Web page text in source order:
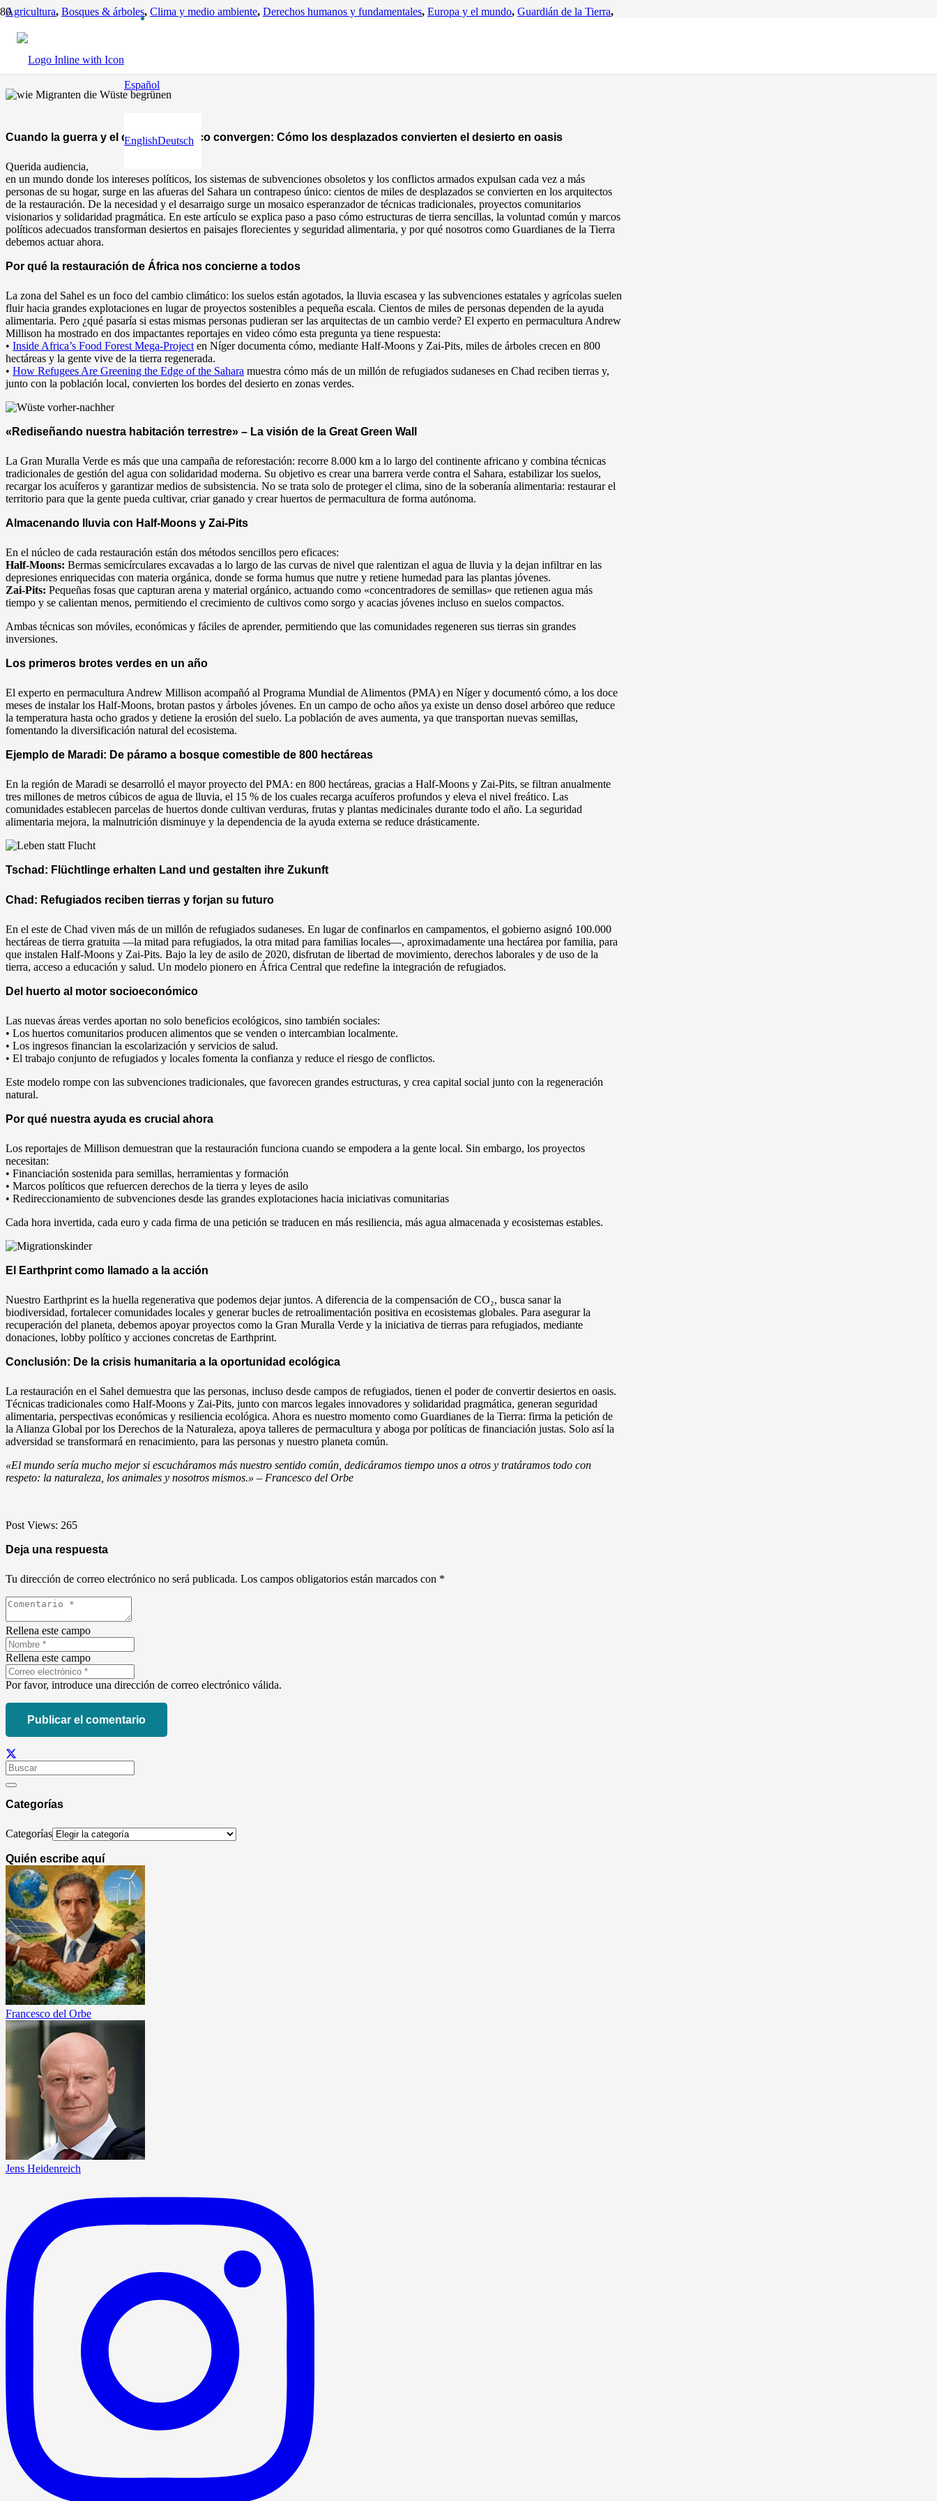
Español
EnglishDeutsch
Agricultura, Bosques & árboles, Clima y medio ambiente, Derechos humanos y fundamentales, Europa y el mundo, Guardián de la Tierra,
Cuando la guerra y el cambio climático convergen
hace 10 meses
Cuando la guerra y el cambio climático convergen: Cómo los desplazados convierten el desierto en oasis
Querida audiencia,
en un mundo donde los intereses políticos, los sistemas de subvenciones obsoletos y los conflictos armados expulsan cada vez a más
personas de su hogar, surge en las afueras del Sahara un contrapeso único: cientos de miles de desplazados se convierten en los arquitectos
de la restauración. De la necesidad y el desarraigo surge un mosaico esperanzador de técnicas tradicionales, proyectos comunitarios
visionarios y solidaridad pragmática. En este artículo se explica paso a paso cómo estructuras de tierra sencillas, la voluntad común y marcos
políticos adecuados transforman desiertos en paisajes florecientes y seguridad alimentaria, y por qué nosotros como Guardianes de la Tierra
debemos actuar ahora.
Por qué la restauración de África nos concierne a todos
La zona del Sahel es un foco del cambio climático: los suelos están agotados, la lluvia escasea y las subvenciones estatales y agrícolas suelen
fluir hacia grandes explotaciones en lugar de proyectos sostenibles a pequeña escala. Cientos de miles de personas dependen de la ayuda
alimentaria. Pero ¿qué pasaría si estas mismas personas pudieran ser las arquitectas de un cambio verde? El experto en permacultura Andrew
Millison ha mostrado en dos impactantes reportajes en video cómo esta pregunta ya tiene respuesta:
• Inside Africa’s Food Forest Mega-Project en Níger documenta cómo, mediante Half-Moons y Zai-Pits, miles de árboles crecen en 800
hectáreas y la gente vive de la tierra regenerada.
• How Refugees Are Greening the Edge of the Sahara muestra cómo más de un millón de refugiados sudaneses en Chad reciben tierras y,
junto con la población local, convierten los bordes del desierto en zonas verdes.
«Rediseñando nuestra habitación terrestre» – La visión de la Great Green Wall
La Gran Muralla Verde es más que una campaña de reforestación: recorre 8.000 km a lo largo del continente africano y combina técnicas
tradicionales de gestión del agua con solidaridad moderna. Su objetivo es crear una barrera verde contra el Sahara, estabilizar los suelos,
recargar los acuíferos y garantizar medios de subsistencia. No se trata solo de proteger el clima, sino de la soberanía alimentaria: restaurar el
territorio para que la gente pueda cultivar, criar ganado y crear huertos de permacultura de forma autónoma.
Almacenando lluvia con Half-Moons y Zai-Pits
En el núcleo de cada restauración están dos métodos sencillos pero eficaces:
Half-Moons: Bermas semicírculares excavadas a lo largo de las curvas de nivel que ralentizan el agua de lluvia y la dejan infiltrar en las
depresiones enriquecidas con materia orgánica, donde se forma humus que nutre y retiene humedad para las plantas jóvenes.
Zai-Pits: Pequeñas fosas que capturan arena y material orgánico, actuando como «concentradores de semillas» que retienen agua más
tiempo y se calientan menos, permitiendo el crecimiento de cultivos como sorgo y acacias jóvenes incluso en suelos compactos.
Ambas técnicas son móviles, económicas y fáciles de aprender, permitiendo que las comunidades regeneren sus tierras sin grandes
inversiones.
Los primeros brotes verdes en un año
El experto en permacultura Andrew Millison acompañó al Programa Mundial de Alimentos (PMA) en Níger y documentó cómo, a los doce
meses de instalar los Half-Moons, brotan pastos y árboles jóvenes. En un campo de ocho años ya existe un denso dosel arbóreo que reduce
la temperatura hasta ocho grados y detiene la erosión del suelo. La población de aves aumenta, ya que transportan nuevas semillas,
fomentando la diversificación natural del ecosistema.
Ejemplo de Maradi: De páramo a bosque comestible de 800 hectáreas
En la región de Maradi se desarrolló el mayor proyecto del PMA: en 800 hectáreas, gracias a Half-Moons y Zai-Pits, se filtran anualmente
tres millones de metros cúbicos de agua de lluvia, el 15 % de los cuales recarga acuíferos profundos y eleva el nivel freático. Las
comunidades establecen parcelas de huertos donde cultivan verduras, frutas y plantas medicinales durante todo el año. La seguridad
alimentaria mejora, la malnutrición disminuye y la dependencia de la ayuda externa se reduce drásticamente.
Tschad: Flüchtlinge erhalten Land und gestalten ihre Zukunft
Chad: Refugiados reciben tierras y forjan su futuro
En el este de Chad viven más de un millón de refugiados sudaneses. En lugar de confinarlos en campamentos, el gobierno asignó 100.000
hectáreas de tierra gratuita —la mitad para refugiados, la otra mitad para familias locales—, aproximadamente una hectárea por familia, para
que instalen Half-Moons y Zai-Pits. Bajo la ley de asilo de 2020, disfrutan de libertad de movimiento, derechos laborales y de uso de la
tierra, acceso a educación y salud. Un modelo pionero en África Central que redefine la integración de refugiados.
Del huerto al motor socioeconómico
Las nuevas áreas verdes aportan no solo beneficios ecológicos, sino también sociales:
• Los huertos comunitarios producen alimentos que se venden o intercambian localmente.
• Los ingresos financian la escolarización y servicios de salud.
• El trabajo conjunto de refugiados y locales fomenta la confianza y reduce el riesgo de conflictos.
Este modelo rompe con las subvenciones tradicionales, que favorecen grandes estructuras, y crea capital social junto con la regeneración
natural.
Por qué nuestra ayuda es crucial ahora
Los reportajes de Millison demuestran que la restauración funciona cuando se empodera a la gente local. Sin embargo, los proyectos
necesitan:
• Financiación sostenida para semillas, herramientas y formación
• Marcos políticos que refuercen derechos de la tierra y leyes de asilo
• Redireccionamiento de subvenciones desde las grandes explotaciones hacia iniciativas comunitarias
Cada hora invertida, cada euro y cada firma de una petición se traducen en más resiliencia, más agua almacenada y ecosistemas estables.
El Earthprint como llamado a la acción
Nuestro Earthprint es la huella regenerativa que podemos dejar juntos. A diferencia de la compensación de CO₂, busca sanar la
biodiversidad, fortalecer comunidades locales y generar bucles de retroalimentación positiva en ecosistemas globales. Para asegurar la
recuperación del planeta, debemos apoyar proyectos como la Gran Muralla Verde y la iniciativa de tierras para refugiados, mediante
donaciones, lobby político y acciones concretas de Earthprint.
Conclusión: De la crisis humanitaria a la oportunidad ecológica
La restauración en el Sahel demuestra que las personas, incluso desde campos de refugiados, tienen el poder de convertir desiertos en oasis.
Técnicas tradicionales como Half-Moons y Zai-Pits, junto con marcos legales innovadores y solidaridad pragmática, generan seguridad
alimentaria, perspectivas económicas y resiliencia ecológica. Ahora es nuestro momento como Guardianes de la Tierra: firma la petición de
la Alianza Global por los Derechos de la Naturaleza, apoya talleres de permacultura y aboga por políticas de financiación justas. Solo así la
adversidad se transformará en renacimiento, para las personas y nuestro planeta común.
«El mundo sería mucho mejor si escucháramos más nuestro sentido común, dedicáramos tiempo unos a otros y tratáramos todo con
respeto: la naturaleza, los animales y nosotros mismos.» – Francesco del Orbe
Post Views: 265
Deja una respuesta
Tu dirección de correo electrónico no será publicada. Los campos obligatorios están marcados con *
Rellena este campo
Rellena este campo
Por favor, introduce una dirección de correo electrónico válida.
Publicar el comentario
Categorías
Categorías
Quién escribe aquí
Francesco del Orbe
Jens Heidenreich